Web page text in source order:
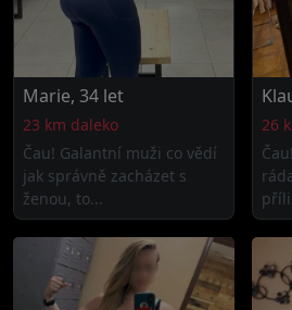
Marie, 34 let
23 km daleko
Čau! Galantní muži co vědí
jak správně zacházet s
ženou, to...
26